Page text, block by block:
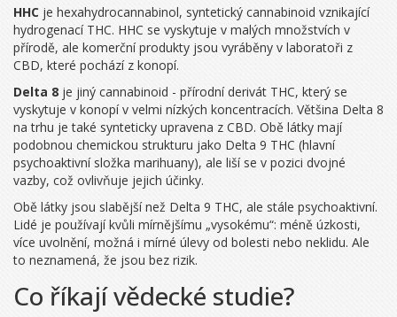
HHC je hexahydrocannabinol, syntetický cannabinoid vznikající
hydrogenací THC. HHC se vyskytuje v malých množstvích v
přírodě, ale komerční produkty jsou vyráběny v laboratoři z
CBD, které pochází z konopí.
Delta 8je jiný cannabinoid - přírodní derivát THC, který se
vyskytuje v konopí v velmi nízkých koncentracích. Většina Delta 8
na trhu je také synteticky upravena z CBD. Obě látky mají
podobnou chemickou strukturu jako Delta 9 THC (hlavní
psychoaktivní složka marihuany), ale liší se v pozici dvojné
vazby, což ovlivňuje jejich účinky.
Obě látky jsou slabější než Delta 9 THC, ale stále psychoaktivní.
Lidé je používají kvůli mírnějšímu „vysokému“: méně úzkosti,
více uvolnění, možná i mírné úlevy od bolesti nebo neklidu. Ale
to neznamená, že jsou bez rizik.
Co říkají vědecké studie?